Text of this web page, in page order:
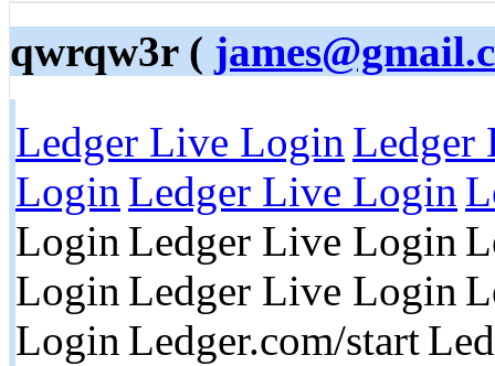
qwrqw3r (
Ledger Live Login Ledger
Login Ledger Live Login
Login Ledger Live Login
Login Ledger Live Login
Login Ledger.com/start